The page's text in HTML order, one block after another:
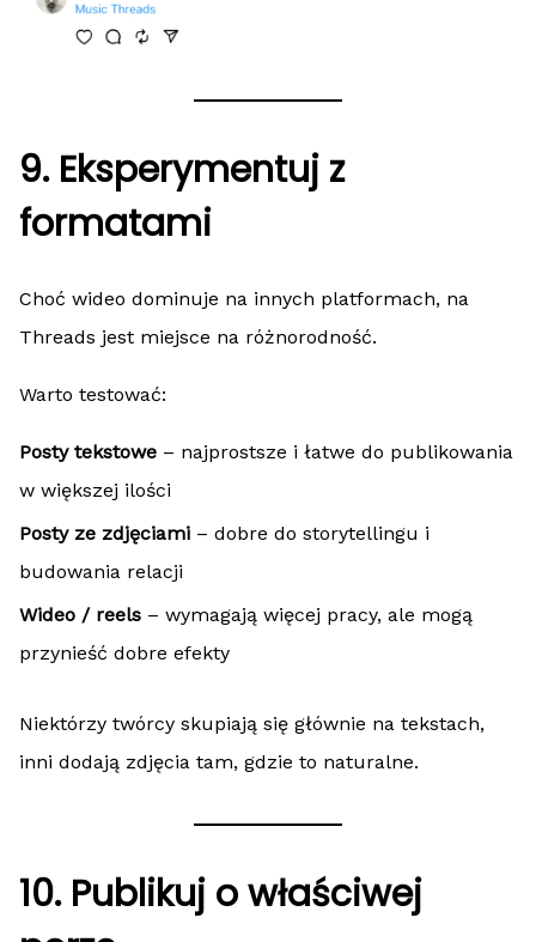
9. Eksperymentuj z
formatami
Choć wideo dominuje na innych platformach, na
Threads jest miejsce na różnorodność.
Warto testować:
Posty tekstowe – najprostsze i łatwe do publikowania
w większej ilości
Posty ze zdjęciami – dobre do storytellingu i
budowania relacji
Wideo / reels – wymagają więcej pracy, ale mogą
przynieść dobre efekty
Niektórzy twórcy skupiają się głównie na tekstach,
inni dodają zdjęcia tam, gdzie to naturalne.
10. Publikuj o właściwej